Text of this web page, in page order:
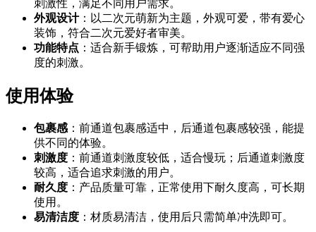
刺激性，满足不同用户需求。
外观设计：以二次元萌新为主题，外观可爱，带有爱心
装饰，符合二次元爱好者审美。
功能特点 ：适合新手锻炼，可帮助用户逐渐适应不同强
度的刺激。
使用体验
包裹感 ：前通道包裹感适中，后通道包裹感较强，能提
供不同的体验。
刺激度 ：前通道刺激度较低，适合慢玩；后通道刺激度
较高，适合追求刺激的用户。
耐久度 ：产品质量可靠，正常使用下耐久度高，可长期
使用。
易清洁度 ：材质易清洁，使用后只需简单冲洗即可。